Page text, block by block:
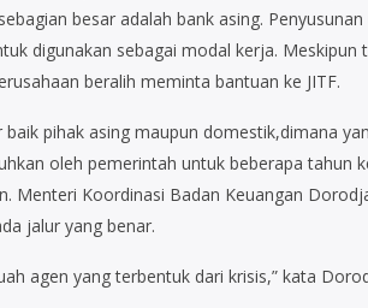
besar adalah bank asing.
digunakan sebagai modal kerja. Meskipun
beralih meminta bantuan ke JITF.
pihak asing maupun domestik,dimana
oleh pemerintah untuk beberapa tahun
Menteri Koordinasi Badan Keuangan
jalur yang benar.
agen yang terbentuk dari krisis,” kata